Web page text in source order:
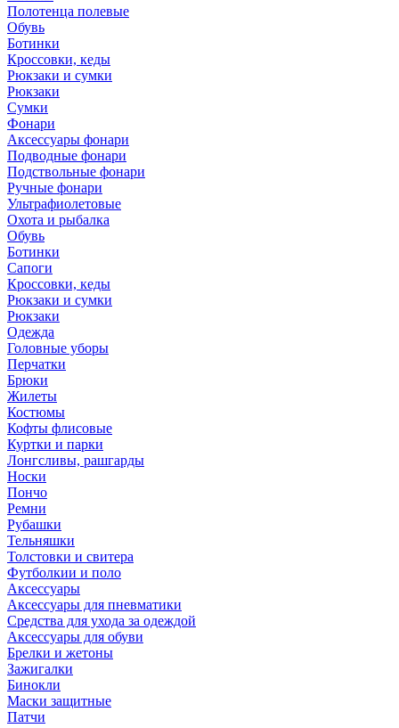
Полотенца полевые
Обувь
Ботинки
Кроссовки, кеды
Рюкзаки и сумки
Рюкзаки
Сумки
Фонари
Аксессуары фонари
Подводные фонари
Подствольные фонари
Ручные фонари
Ультрафиолетовые
Охота и рыбалка
Обувь
Ботинки
Сапоги
Кроссовки, кеды
Рюкзаки и сумки
Рюкзаки
Одежда
Головные уборы
Перчатки
Брюки
Жилеты
Костюмы
Кофты флисовые
Куртки и парки
Лонгсливы, рашгарды
Носки
Пончо
Ремни
Рубашки
Тельняшки
Толстовки и свитера
Футболкии и поло
Аксессуары
Аксессуары для пневматики
Средства для ухода за одеждой
Аксессуары для обуви
Брелки и жетоны
Зажигалки
Бинокли
Маски защитные
Патчи